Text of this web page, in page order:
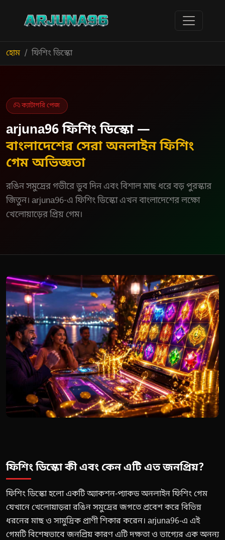
হোম ফিশিং ডিস্কো
ক্যাটাগরি পেজ
arjuna96 ফিশিং ডিস্কো —
বাংলাদেশের সেরা অনলাইন ফিশিং
গেম অভিজ্ঞতা
রঙিন সমুদ্রের গভীরে ডুব দিন এবং বিশাল মাছ ধরে বড় পুরস্কার
জিতুন। arjuna96-এ ফিশিং ডিস্কো এখন বাংলাদেশের লক্ষো
খেলোয়াড়ের প্রিয় গেম।
ফিশিং ডিস্কো কী এবং কেন এটি এত জনপ্রিয়?
ফিশিং ডিস্কো হলো একটি অ্যাকশন-প্যাকড অনলাইন ফিশিং গেম
যেখানে খেলোয়াড়রা রঙিন সমুদ্রের জগতে প্রবেশ করে বিভিন্ন
ধরনের মাছ ও সামুদ্রিক প্রাণী শিকার করেন। arjuna96-এ এই
গেমটি বিশেষভাবে জনপ্রিয় কারণ এটি দক্ষতা ও ভাগ্যের এক অনন্য